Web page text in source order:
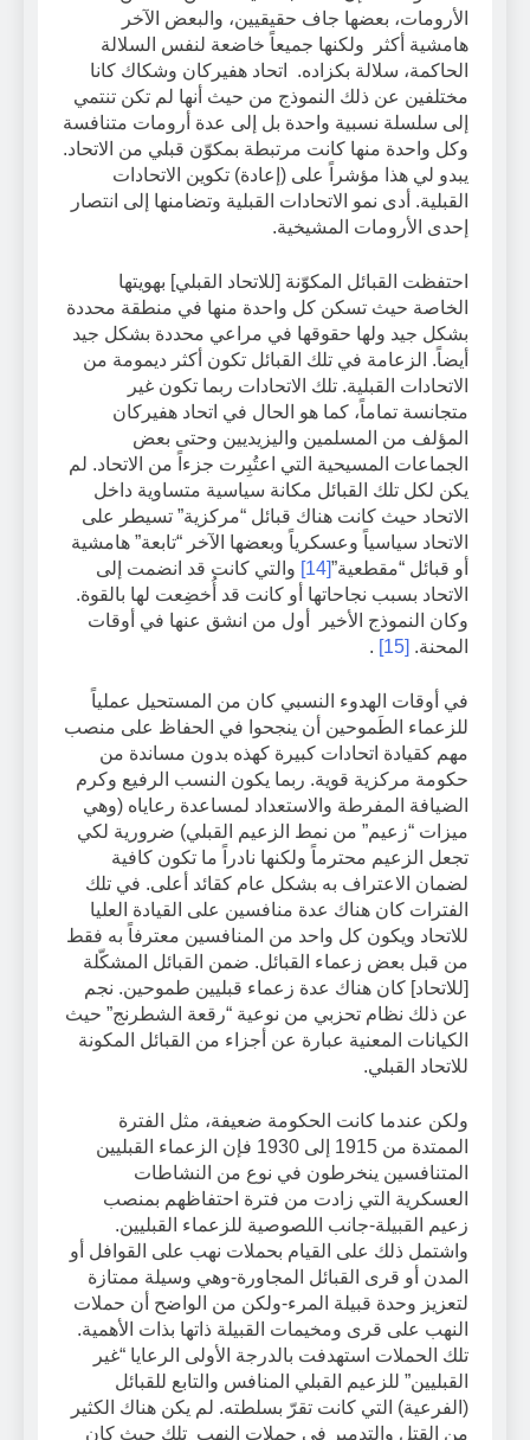
الأرومات، بعضها جاف حقيقيين، والبعض الآخر
هامشية أكثر ولكنها جميعاً خاضعة لنفس السلالة
الحاكمة، سلالة بكزاده. اتحاد هفيركان وشكاك كانا
مختلفين عن ذلك النموذج من حيث أنها لم تكن تنتمي
إلى سلسلة نسبية واحدة بل إلى عدة أرومات متنافسة
وكل واحدة منها كانت مرتبطة بمكوّن قبلي من الاتحاد.
يبدو لي هذا مؤشراً على (إعادة) تكوين الاتحادات
القبلية. أدى نمو الاتحادات القبلية وتضامنها إلى انتصار
إحدى الأرومات المشيخية.
احتفظت القبائل المكوّنة [للاتحاد القبلي] بهويتها
الخاصة حيث تسكن كل واحدة منها في منطقة محددة
بشكل جيد ولها حقوقها في مراعي محددة بشكل جيد
أيضاً. الزعامة في تلك القبائل تكون أكثر ديمومة من
الاتحادات القبلية. تلك الاتحادات ربما تكون غير
متجانسة تماماً، كما هو الحال في اتحاد هفيركان
المؤلف من المسلمين واليزيديين وحتى بعض
الجماعات المسيحية التي اعتُبِرت جزءاً من الاتحاد. لم
يكن لكل تلك القبائل مكانة سياسية متساوية داخل
الاتحاد حيث كانت هناك قبائل “مركزية” تسيطر على
الاتحاد سياسياً وعسكرياً وبعضها الآخر “تابعة” هامشية
أو قبائل “مقطعية”[14]
والتي كانت قد انضمت إلى
الاتحاد بسبب نجاحاتها أو كانت قد أُخضِعت لها بالقوة.
وكان النموذج الأخير أول من انشق عنها في أوقات
المحنة. [15]
.
في أوقات الهدوء النسبي كان من المستحيل عملياً
للزعماء الطَموحين أن ينجحوا في الحفاظ على منصب
مهم كقيادة اتحادات كبيرة كهذه بدون مساندة من
حكومة مركزية قوية. ربما يكون النسب الرفيع وكرم
الضيافة المفرطة والاستعداد لمساعدة رعاياه (وهي
ميزات “زعيم” من نمط الزعيم القبلي) ضرورية لكي
تجعل الزعيم محترماً ولكنها نادراً ما تكون كافية
لضمان الاعتراف به بشكل عام كقائد أعلى. في تلك
الفترات كان هناك عدة منافسين على القيادة العليا
للاتحاد ويكون كل واحد من المنافسين معترفاً به فقط
من قبل بعض زعماء القبائل. ضمن القبائل المشكّلة
[للاتحاد] كان هناك عدة زعماء قبليين طموحين. نجم
عن ذلك نظام تحزبي من نوعية “رقعة الشطرنج” حيث
الكيانات المعنية عبارة عن أجزاء من القبائل المكونة
للاتحاد القبلي.
ولكن عندما كانت الحكومة ضعيفة، مثل الفترة
الممتدة من 1915 إلى 1930 فإن الزعماء القبليين
المتنافسين ينخرطون في نوع من النشاطات
العسكرية التي زادت من فترة احتفاظهم بمنصب
زعيم القبيلة-جانب اللصوصية للزعماء القبليين.
واشتمل ذلك على القيام بحملات نهب على القوافل أو
المدن أو قرى القبائل المجاورة-وهي وسيلة ممتازة
لتعزيز وحدة قبيلة المرء-ولكن من الواضح أن حملات
النهب على قرى ومخيمات القبيلة ذاتها بذات الأهمية.
تلك الحملات استهدفت بالدرجة الأولى الرعايا “غير
القبليين” للزعيم القبلي المنافس والتابع للقبائل
(الفرعية) التي كانت تقرّ بسلطته. لم يكن هناك الكثير
من القتل والتدمير في حملات النهب تلك حيث كان